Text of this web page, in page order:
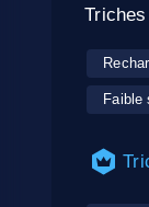
Faible